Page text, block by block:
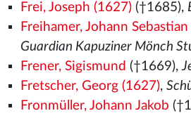
Frei, Joseph (1627)(†1685),
Freihamer, Johann
Guardian Kapuziner Mönch
Frener, Sigismund (†1669),
Fretscher, Georg (1627),
Fronmüller, Johann Jakob